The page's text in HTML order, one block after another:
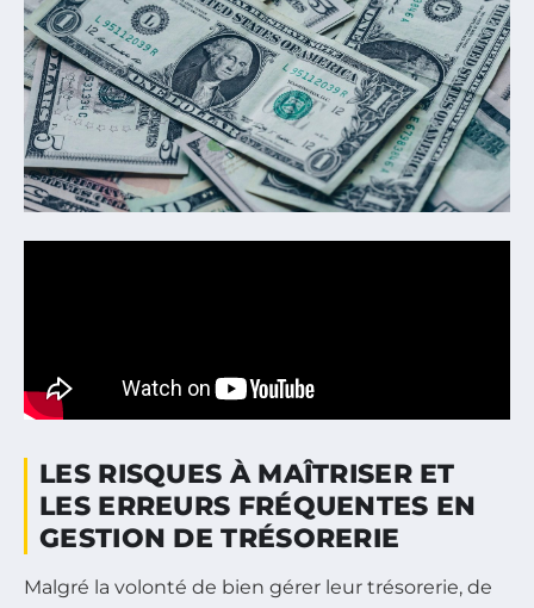
LES RISQUES À MAÎTRISER ET
LES ERREURS FRÉQUENTES EN
GESTION DE TRÉSORERIE
Malgré la volonté de bien gérer leur trésorerie, de